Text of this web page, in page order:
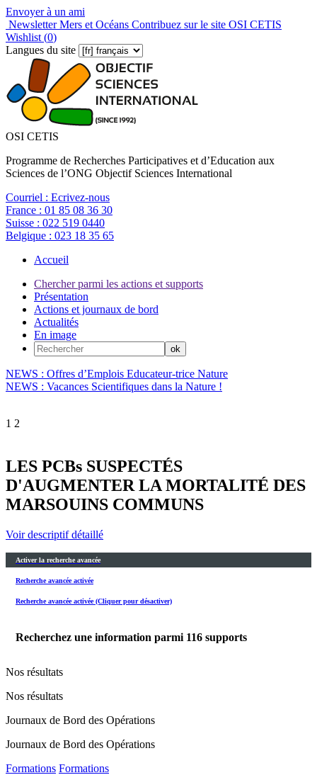
Envoyer à un ami
Newsletter Mers et Océans Contribuez sur le site OSI CETIS
Wishlist (0)
Langues du site
OSI CETIS
Programme de Recherches Participatives et d’Education aux
Sciences de l’ONG Objectif Sciences International
Courriel : Ecrivez-nous
France : 01 85 08 36 30
Suisse : 022 519 0440
Belgique : 023 18 35 65
Accueil
Chercher parmi les actions et supports
Présentation
Actions et journaux de bord
Actualités
En image
NEWS : Offres d’Emplois Educateur-trice Nature
NEWS : Vacances Scientifiques dans la Nature !
1 2
LES PCBs SUSPECTÉS
D'AUGMENTER LA MORTALITÉ DES
MARSOUINS COMMUNS
Voir descriptif détaillé
Activer la recherche avancée
Recherche avancée activée
Recherche avancée activée (Cliquer pour désactiver)
Recherchez une information parmi 116 supports
Nos résultats
Nos résultats
Journaux de Bord des Opérations
Journaux de Bord des Opérations
Formations Formations